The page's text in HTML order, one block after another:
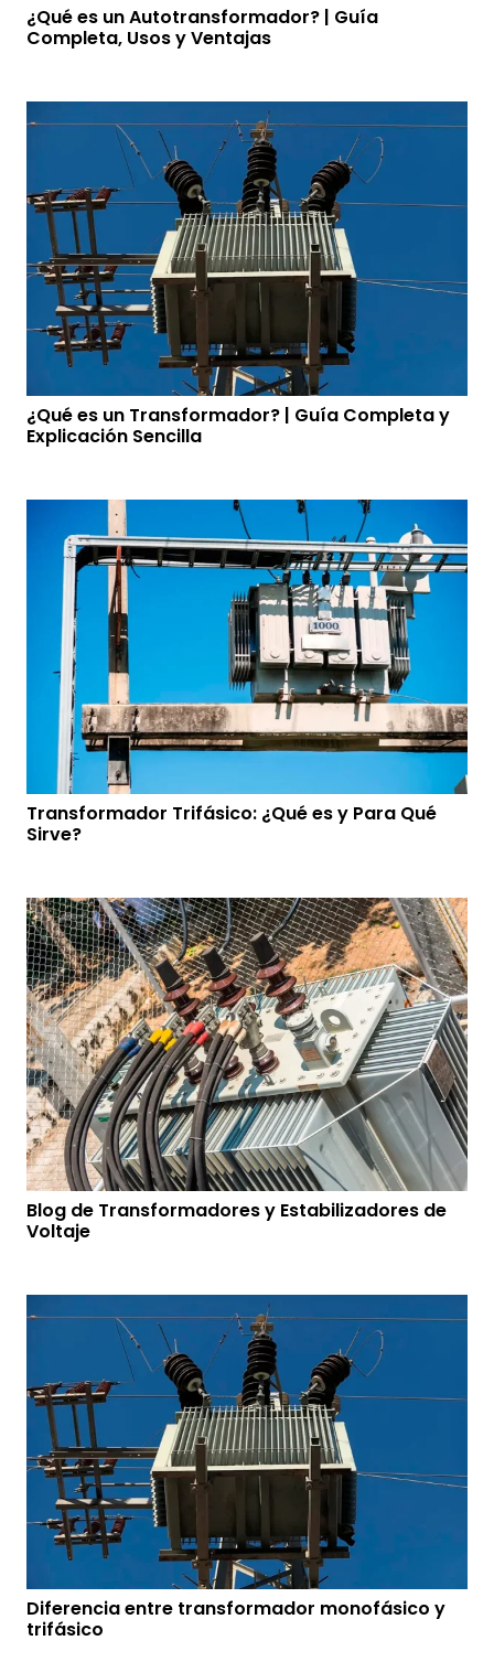
¿Qué es un Autotransformador? | Guía
Completa, Usos y Ventajas
¿Qué es un Transformador? | Guía Completa y
Explicación Sencilla
Transformador Trifásico: ¿Qué es y Para Qué
Sirve?
Blog de Transformadores y Estabilizadores de
Voltaje
Diferencia entre transformador monofásico y
trifásico